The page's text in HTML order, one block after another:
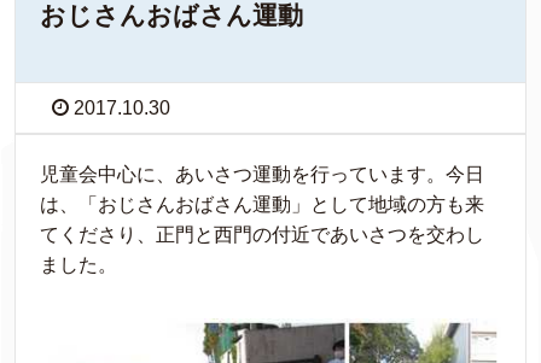
おじさんおばさん運動
2017.10.30
児童会中心に、あいさつ運動を行っています。今日
は、「おじさんおばさん運動」として地域の方も来
てくださり、正門と西門の付近であいさつを交わし
ました。